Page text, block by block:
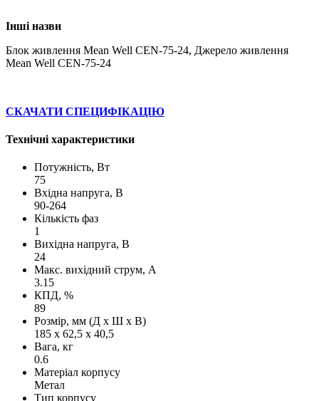
Інші назви
Блок живлення Mean Well CEN-75-24, Джерело живлення
Mean Well CEN-75-24
СКАЧАТИ СПЕЦИФІКАЦІЮ
Технічні характеристики
Потужність, Вт
75
Вхідна напруга, В
90-264
Кількість фаз
1
Вихідна напруга, В
24
Макс. вихідний струм, А
3.15
КПД, %
89
Розмір, мм (Д х Ш х В)
185 х 62,5 х 40,5
Вага, кг
0.6
Матеріал корпусу
Метал
Тип корпусу